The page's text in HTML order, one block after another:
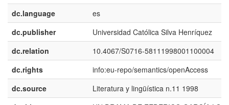
dc.language
es
dc.publisher
Universidad Católica Silva Henríquez
dc.relation
10.4067/S0716-58111998001100004
dc.rights
info:eu-repo/semantics/openAccess
dc.source
Literatura y lingüística n.11 1998